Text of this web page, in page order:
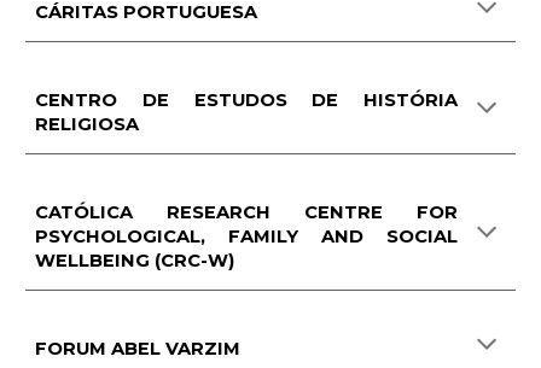
CÁRITAS PORTUGUESA
CENTRO DE ESTUDOS DE HISTÓRIA
RELIGIOSA
CATÓLICA RESEARCH CENTRE FOR
PSYCHOLOGICAL, FAMILY AND SOCIAL
WELLBEING (CRC-W)
FORUM ABEL VARZIM